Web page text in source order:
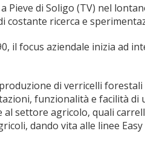
Pieve di Soligo (TV) nel
costante ricerca e
il focus aziendale inizia ad
di verricelli
funzionalità e facilità di
al settore agricolo, quali
dando vita alle linee Easy